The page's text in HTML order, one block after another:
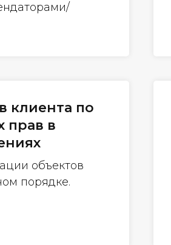
клиента по
прав в
объектов
порядке.